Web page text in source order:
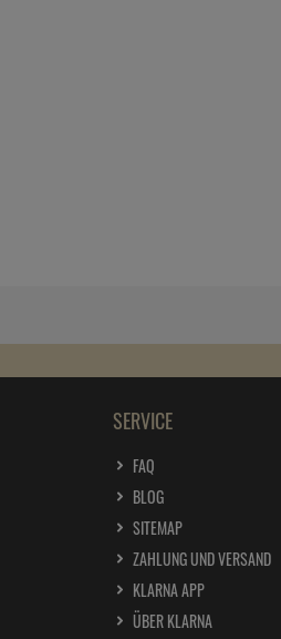
SERVICE
FAQ
BLOG
SITEMAP
ZAHLUNG UND VERSAND
KLARNA APP
ÜBER KLARNA